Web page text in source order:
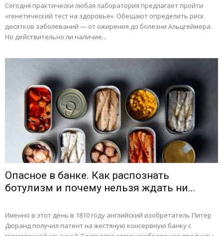
Сегодня практически любая лаборатория предлагает пройти
«генетический тест на здоровье». Обещают определить риск
десятков заболеваний — от ожирения до болезни Альцгеймера.
Но действительно ли наличие...
Опасное в банке. Как распознать
ботулизм и почему нельзя ждать ни...
Именно в этот день в 1810 году английский изобретатель Питер
Дюранд получил патент на жестяную консервную банку с